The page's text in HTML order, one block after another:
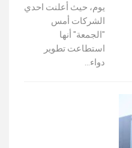
يوم، حيث أعلنت احدي
الشركات أمس
"الجمعة" أنها
استطاعت تطوير
دواء…